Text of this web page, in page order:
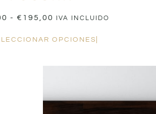
- € 195,00 IVA INCLUIDO
OPCIONES